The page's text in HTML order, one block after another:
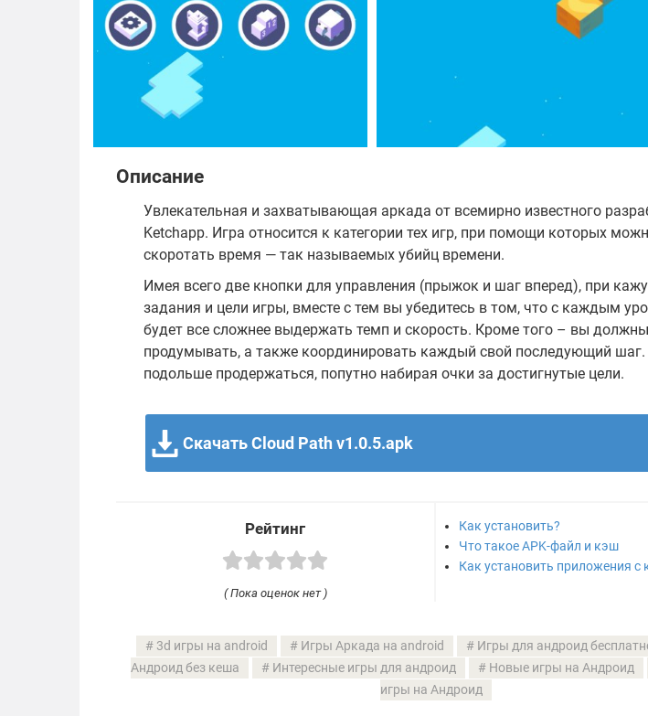
Описание
Увлекательная и захватывающая аркада от всемирно известного
Ketchapp. Игра относится к категории тех игр, при помощи которых
скоротать время — так называемых убийц времени.
Имея всего две кнопки для управления (прыжок и шаг вперед), при
задания и цели игры, вместе с тем вы убедитесь в том, что с каждым
будет все сложнее выдержать темп и скорость. Кроме того – вы
продумывать, а также координировать каждый свой последующий
подольше продержаться, попутно набирая очки за достигнутые цели.
Скачать Cloud Path v1.0.5.apk
Рейтинг
( Пока оценок нет )
Как установить?
Что такое APK-файл и кэш
Как установить приложения с
3d игры на android Игры Аркада на android Игры для андроид
Андроид без кеша
Интересные игры для андроид Новые игры на Андроид
игры на Андроид